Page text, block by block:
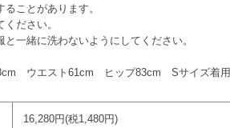
ことがあります。
ださい。
一緒に洗わないようにしてください。
ウエスト61cm ヒップ83cm Sサイズ着用
16,280円(税1,480円)